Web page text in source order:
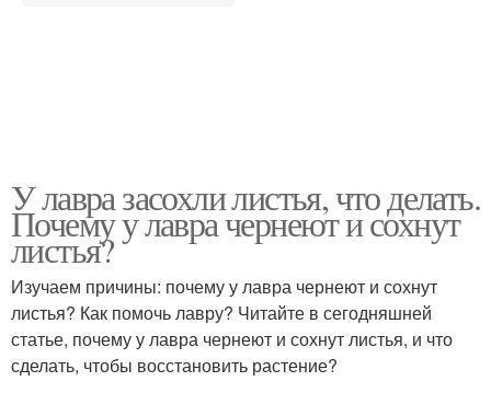
У лавра засохли листья, что делать.
Почему у лавра чернеют и сохнут
листья?
Изучаем причины: почему у лавра чернеют и сохнут
листья? Как помочь лавру? Читайте в сегодняшней
статье, почему у лавра чернеют и сохнут листья, и что
сделать, чтобы восстановить растение?